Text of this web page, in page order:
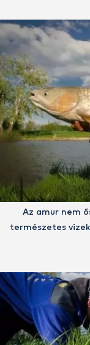
Az amur nem
természetes